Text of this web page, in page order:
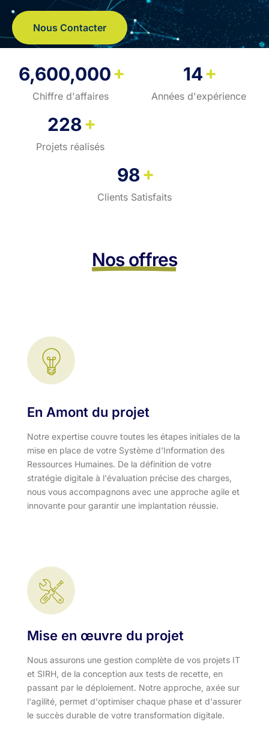
Nous Contacter
6,600,000+
Chiffre d'affaires
14+
Années d'expérience
228+
Projets réalisés
98+
Clients Satisfaits
Nos offres
En Amont du projet
Notre expertise couvre toutes les étapes initiales de la
mise en place de votre Système d'Information des
Ressources Humaines. De la définition de votre
stratégie digitale à l'évaluation précise des charges,
nous vous accompagnons avec une approche agile et
innovante pour garantir une implantation réussie.
Mise en œuvre du projet
Nous assurons une gestion complète de vos projets IT
et SIRH, de la conception aux tests de recette, en
passant par le déploiement. Notre approche, axée sur
l'agilité, permet d'optimiser chaque phase et d'assurer
le succès durable de votre transformation digitale.